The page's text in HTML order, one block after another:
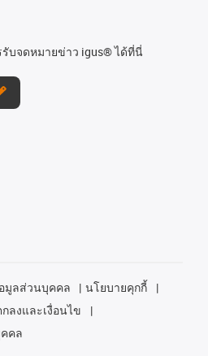
บจดหมายข่าว igus® ได้ที่นี่
มูลส่วนบุคคล
นโยบายคุกกี้
ลงและเงื่อนไข
คล